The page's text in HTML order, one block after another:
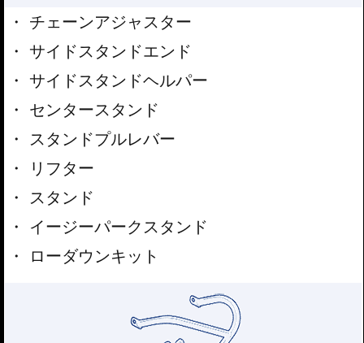
チェーンアジャスター
サイドスタンドエンド
サイドスタンドヘルパー
センタースタンド
スタンドプルレバー
リフター
スタンド
イージーパークスタンド
ローダウンキット